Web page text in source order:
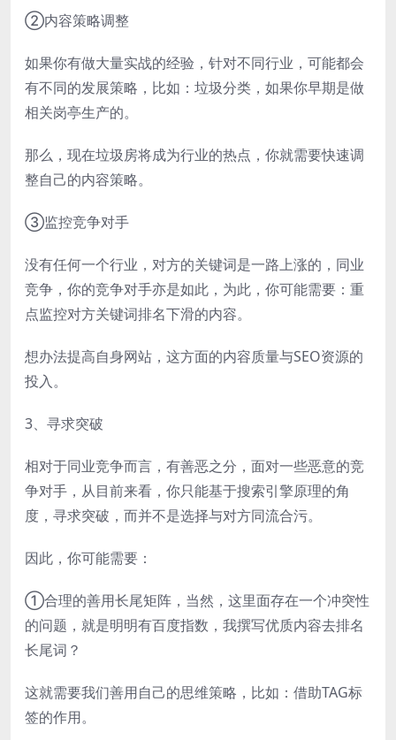
②内容策略调整
如果你有做大量实战的经验，针对不同行业，可能都会
有不同的发展策略，比如：垃圾分类，如果你早期是做
相关岗亭生产的。
那么，现在垃圾房将成为行业的热点，你就需要快速调
整自己的内容策略。
③监控竞争对手
没有任何一个行业，对方的关键词是一路上涨的，同业
竞争，你的竞争对手亦是如此，为此，你可能需要：重
点监控对方关键词排名下滑的内容。
想办法提高自身网站，这方面的内容质量与SEO资源的
投入。
3、寻求突破
相对于同业竞争而言，有善恶之分，面对一些恶意的竞
争对手，从目前来看，你只能基于搜索引擎原理的角
度，寻求突破，而并不是选择与对方同流合污。
因此，你可能需要：
①合理的善用长尾矩阵，当然，这里面存在一个冲突性
的问题，就是明明有百度指数，我撰写优质内容去排名
长尾词？
这就需要我们善用自己的思维策略，比如：借助TAG标
签的作用。